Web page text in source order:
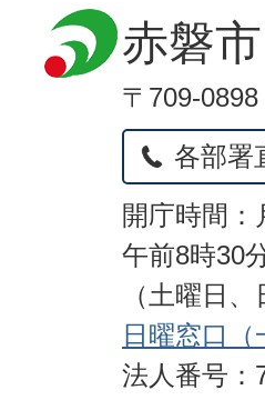
赤磐市
〒709-
各部署
開庁時間：
午前8時30
（土曜日
日曜窓口（
法人番号：